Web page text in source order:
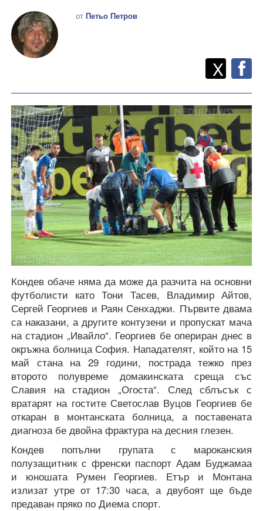
от Петьо Петров
Споделете
X
Кондев обаче няма да може да разчита на основни
футболисти като Тони Тасев, Владимир Айтов,
Сергей Георгиев и Раян Сенхаджи. Първите двама
са наказани, а другите контузени и пропускат мача
на стадион „Ивайло“. Георгиев бе опериран днес в
окръжна болница София. Нападателят, който на 15
май стана на 29 години, пострада тежко през
второто полувреме домакинската среща със
Славия на стадион „Огоста“. След сблъсък с
вратарят на гостите Светослав Вуцов Георгиев бе
откаран в монтанската болница, а поставената
диагноза бе двойна фрактура на десния глезен.
Кондев попълни групата с мароканския
полузащитник с френски паспорт Адам Буджамаа
и юношата Румен Георгиев. Етър и Монтана
излизат утре от 17:30 часа, а двубоят ще бъде
предаван пряко по Диема спорт.